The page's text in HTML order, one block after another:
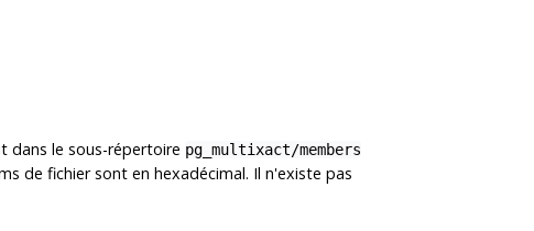
dans le sous-répertoire pg_multixact/members
de fichier sont en hexadécimal. Il n'existe pas